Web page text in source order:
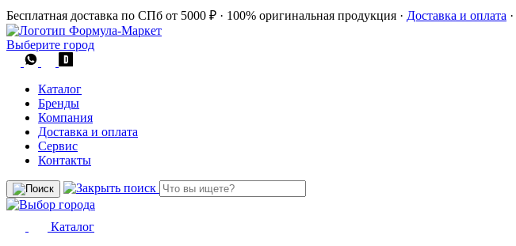
Бесплатная доставка по СПб от 5000 ₽ · 100% оригинальная продукция · Доставка и оплата ·
Выберите город
Каталог
Бренды
Компания
Доставка и оплата
Сервис
Контакты
Каталог